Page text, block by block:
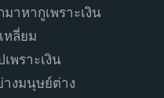
าหากูเพราะเงิน
หลี่ยม
พราะเงิน
างมนุษย์ต่าง